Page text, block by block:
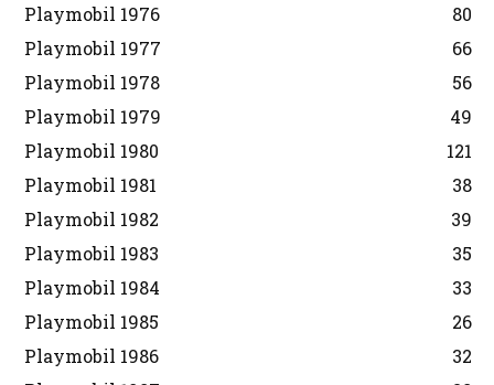
Playmobil 1976
80
Playmobil 1977
66
Playmobil 1978
56
Playmobil 1979
49
Playmobil 1980
121
Playmobil 1981
38
Playmobil 1982
39
Playmobil 1983
35
Playmobil 1984
33
Playmobil 1985
26
Playmobil 1986
32